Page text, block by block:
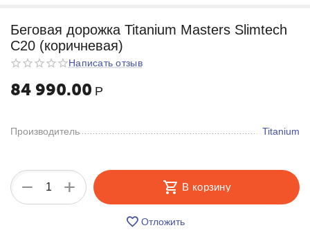
Беговая дорожка Titanium Masters Slimtech
C20 (коричневая)
Написать отзыв
84 990.00 Р
Производитель Titanium
+
− В корзину
Отложить